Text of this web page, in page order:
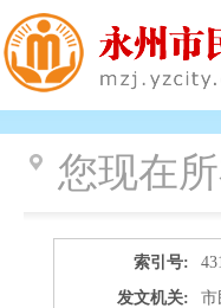
您现在
索引号:
发文机关:
市